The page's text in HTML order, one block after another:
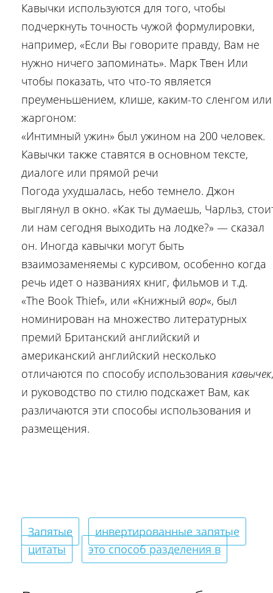
Кавычки используются для того, чтобы
подчеркнуть точность чужой формулировки,
например, «Если Вы говорите правду, Вам не
нужно ничего запоминать». Марк Твен Или
чтобы показать, что что-то является
преуменьшением, клише, каким-то сленгом или
жаргоном:
«Интимный ужин» был ужином на 200 человек.
Кавычки также ставятся в основном тексте,
диалоге или прямой речи
Погода ухудшалась, небо темнело. Джон
выглянул в окно. «Как ты думаешь, Чарльз,
ли нам сегодня выходить на лодке?» — сказал
он. Иногда кавычки могут быть
взаимозаменяемы с курсивом, особенно когда
речь идет о названиях книг, фильмов и т.д.
«The Book Thief», или «Книжный вор«, был
номинирован на множество литературных
премий Британский английский и
американский английский несколько
отличаются по способу использования кавычек,
и руководство по стилю подскажет Вам, как
различаются эти способы использования и
размещения.
Запятые
инвертированные запятые
цитаты
это способ разделения в